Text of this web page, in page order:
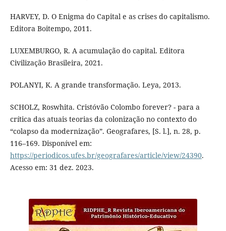
HARVEY, D. O Enigma do Capital e as crises do capitalismo.
Editora Boitempo, 2011.
LUXEMBURGO, R. A acumulação do capital. Editora
Civilização Brasileira, 2021.
POLANYI, K. A grande transformação. Leya, 2013.
SCHOLZ, Roswhita. Cristóvão Colombo forever? - para a
crítica das atuais teorias da colonização no contexto do
“colapso da modernização”. Geografares, [S. l.], n. 28, p.
116–169. Disponível em:
https://periodicos.ufes.br/geografares/article/view/24390.
Acesso em: 31 dez. 2023.